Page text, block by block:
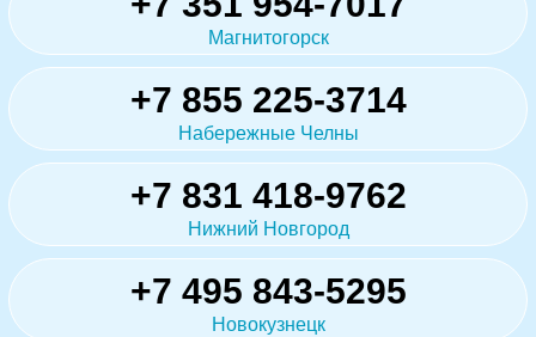
Магнитогорск
+7 855 225-3714
Набережные Челны
+7 831 418-9762
Нижний Новгород
+7 495 843-5295
Новокузнецк